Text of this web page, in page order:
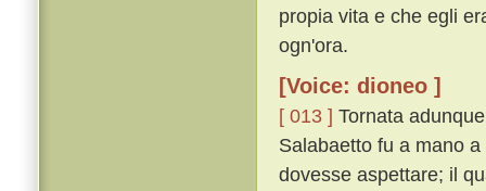
propia vita e che egli
ogn'ora.
[Voice: dioneo ]
[ 013 ] Tornata
Salabaetto fu a mano
dovesse aspettare; il